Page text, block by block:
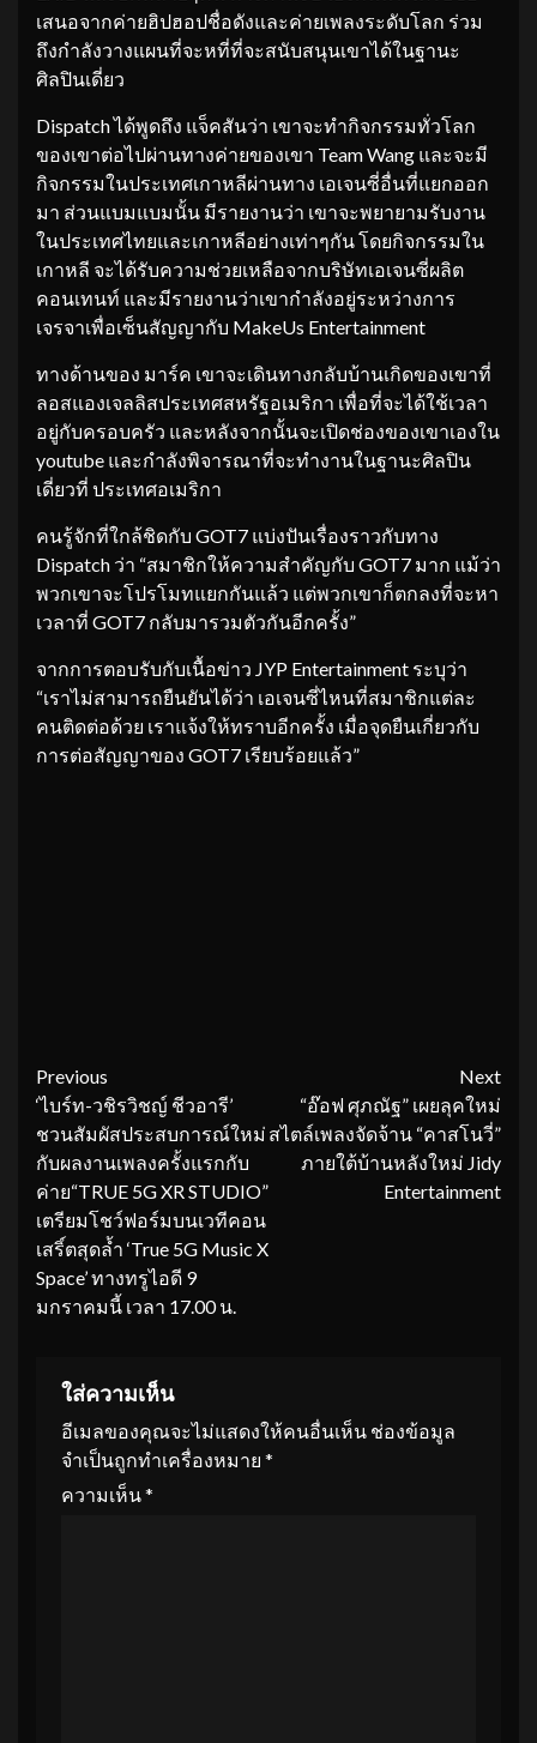
เสนอจากค่ายฮิปฮอปชื่อดังและค่ายเพลงระดับโลก ร่วม
ถึงกำลังวางแผนที่จะหที่ที่จะสนับสนุนเขาได้ในฐานะ
ศิลปินเดี่ยว
Dispatch ได้พูดถึง แจ็คสันว่า เขาจะทำกิจกรรมทั่วโลก
ของเขาต่อไปผ่านทางค่ายของเขา Team Wang และจะมี
กิจกรรมในประเทศเกาหลีผ่านทาง เอเจนซี่อื่นที่แยกออก
มา ส่วนแบมแบมนั้น มีรายงานว่า เขาจะพยายามรับงาน
ในประเทศไทยและเกาหลีอย่างเท่าๆกัน โดยกิจกรรมใน
เกาหลี จะได้รับความช่วยเหลือจากบริษัทเอเจนซี่ผลิต
คอนเทนท์ และมีรายงานว่าเขากำลังอยู่ระหว่างการ
เจรจาเพื่อเซ็นสัญญากับ MakeUs Entertainment
ทางด้านของ มาร์ค เขาจะเดินทางกลับบ้านเกิดของเขาที่
ลอสแองเจลลิสประเทศสหรัฐอเมริกา เพื่อที่จะได้ใช้เวลา
อยู่กับครอบครัว และหลังจากนั้นจะเปิดช่องของเขาเองใน
youtube และกำลังพิจารณาที่จะทำงานในฐานะศิลปิน
เดี่ยวที่ ประเทศอเมริกา
คนรู้จักที่ใกล้ชิดกับ GOT7 แบ่งปันเรื่องราวกับทาง
Dispatch ว่า “สมาชิกให้ความสำคัญกับ GOT7 มาก แม้ว่า
พวกเขาจะโปรโมทแยกกันแล้ว แต่พวกเขาก็ตกลงที่จะหา
เวลาที่ GOT7 กลับมารวมตัวกันอีกครั้ง”
จากการตอบรับกับเนื้อข่าว JYP Entertainment ระบุว่า
“เราไม่สามารถยืนยันได้ว่า เอเจนซี่ไหนที่สมาชิกแต่ละ
คนติดต่อด้วย เราแจ้งให้ทราบอีกครั้ง เมื่อจุดยืนเกี่ยวกับ
การต่อสัญญาของ GOT7 เรียบร้อยแล้ว”
Continue
Reading
Previous
‘ไบร์ท-วชิรวิชญ์ ชีวอารี’
ชวนสัมผัสประสบการณ์ใหม่
กับผลงานเพลงครั้งแรกกับ
ค่าย“TRUE 5G XR STUDIO”
เตรียมโชว์ฟอร์มบนเวทีคอน
เสริ์ตสุดล้ำ ‘True 5G Music X
Space’ ทางทรูไอดี 9
มกราคมนี้ เวลา 17.00 น.
Next
“อ๊อฟ ศุภณัฐ” เผยลุคใหม่
สไตล์เพลงจัดจ้าน “คาสโนวี่”
ภายใต้บ้านหลังใหม่ Jidy
Entertainment
ใส่ความเห็น
อีเมลของคุณจะไม่แสดงให้คนอื่นเห็น ช่องข้อมูล
จำเป็นถูกทำเครื่องหมาย *
ความเห็น*